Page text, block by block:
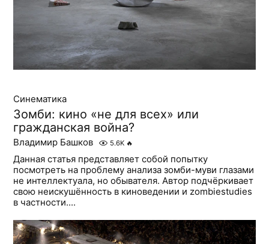
Синематика
Зомби: кино «не для всех» или
гражданская война?
Владимир Башков 5.6K 🔥
Данная статья представляет собой попытку
посмотреть на проблему анализа зомби-муви глазами
не интеллектуала, но обывателя. Автор подчёркивает
свою неискушённость в киноведении и zombiestudies
в частности....